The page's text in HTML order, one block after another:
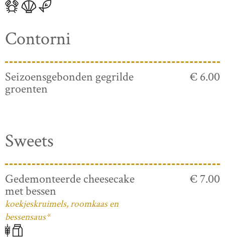
Contorni
Seizoensgebonden gegrilde
groenten
€ 6.00
Sweets
Gedemonteerde cheesecake
met bessen
koekjeskruimels, roomkaas en
bessensaus*
€ 7.00